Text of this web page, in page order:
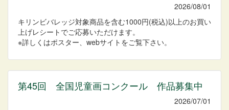
2026/08/01
キリンビバレッジ対象商品を含む1000円(税込)以上のお買い
上げレシートでご応募いただけます。
※詳しくはポスター、webサイトをご覧下さい。
第45回 全国児童画コンクール 作品募集中
2026/07/01